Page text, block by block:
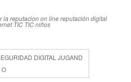
la reputacion on linereputación digital
TIC TIC niños
DIGITAL JUGAND
O